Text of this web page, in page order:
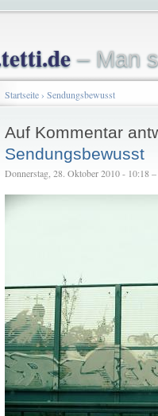
– Man
Startseite› Sendungsbewusst
Auf Kommentar
Sendungsbewusst
Donnerstag, 28. Oktober 2010 - 10:18